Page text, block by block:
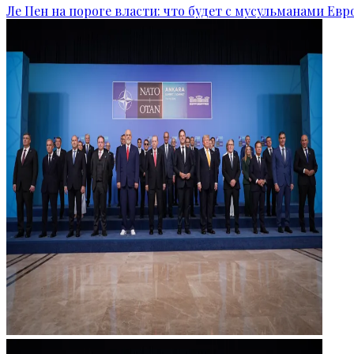
Ле Пен на пороге власти: что будет с мусульманами